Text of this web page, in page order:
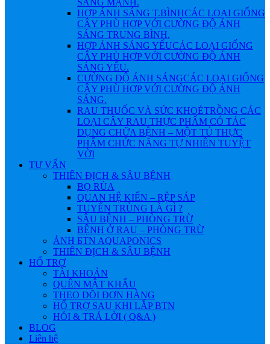
SÁNG MẠNH.
HỢP ÁNH SÁNG T.BÌNHCÁC LOẠI GIỐNG
CÂY PHÙ HỢP VỚI CƯỜNG ĐỘ ÁNH
SÁNG TRUNG BÌNH.
HỢP ÁNH SÁNG YẾUCÁC LOẠI GIỐNG
CÂY PHÙ HỢP VỚI CƯỜNG ĐỘ ÁNH
SÁNG YẾU.
CƯỜNG ĐỘ ÁNH SÁNGCÁC LOẠI GIỐNG
CÂY PHÙ HỢP VỚI CƯỜNG ĐỘ ÁNH
SÁNG.
RAU THUỐC VÀ SỨC KHOẺTRỒNG CÁC
LOẠI CÂY RAU THỰC PHẨM CÓ TÁC
DỤNG CHỮA BỆNH – MỘT TỦ THỰC
PHẨM CHỨC NĂNG TỰ NHIÊN TUYỆT
VỜI
TƯ VẤN
THIÊN ĐỊCH & SÂU BỆNH
BỌ RÙA
QUAN HỆ KIẾN – RỆP SÁP
TUYẾN TRÙNG LÀ GÌ ?
SÂU BỆNH – PHÒNG TRỪ
BỆNH Ở RAU – PHÒNG TRỪ
ẢNH БTN AQUAPONICS
THIÊN ĐỊCH & SÂU BỆNH
HỔ TRỢ
TÀI KHOẢN
QUÊN MẬT KHẨU
THEO DÕI ĐƠN HÀNG
HỔ TRỢ SAU KHI LẮP BTN
HỎI & TRẢ LỜI ( Q&A )
BLOG
Liên hệ